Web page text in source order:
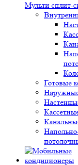
Мульти сплит-
Готовые